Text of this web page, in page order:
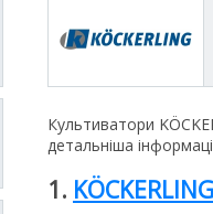
Культиватори
детальніша
1.